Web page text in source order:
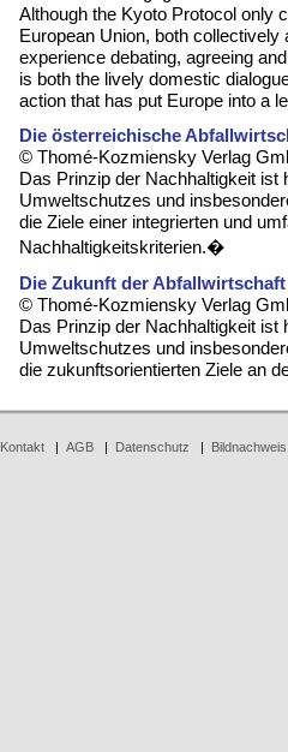
Although the Kyoto Protocol only
European Union, both collectively
experience debating, agreeing
is both the lively domestic
action that has put Europe into a
Die österreichische
© Thomé-Kozmiensky Verlag
Das Prinzip der Nachhaltigkeit ist
Umweltschutzes und
die Ziele einer integrierten und
Nachhaltigkeitskriterien.�
Die Zukunft der
© Thomé-Kozmiensky Verlag
Das Prinzip der Nachhaltigkeit ist
Umweltschutzes und
die zukunftsorientierten Ziele an
Kontakt| AGB| Datenschutz | Bildnachweis